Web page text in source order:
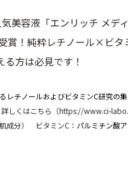
美容液「エンリッチ メ
賞！純粋レチノール×ビ
方は必見です！
レチノールおよびビタミンC研究の
詳しくはこちら（https://www.ci-
成分） ビタミンC： パルミチン酸